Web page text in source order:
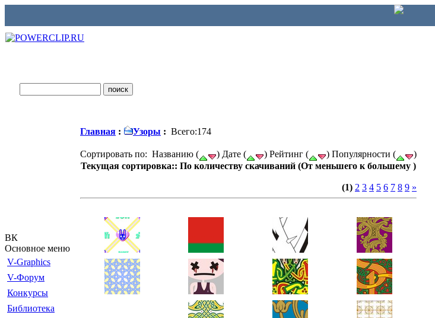
ВК
Основное меню
V-Graphics
V-Форум
Конкурсы
Библиотека
Главная : Узоры : Всего:174
Сортировать по: Названию ( ) Дате ( ) Рейтинг ( ) Популярности (
)
Текущая сортировка:: По количеству скачиваний (От меньшего к большему )
(1) 2 3 4 5 6 7 8 9 »